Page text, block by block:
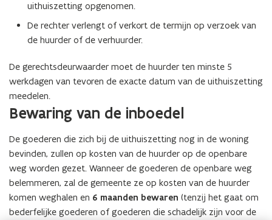
uithuiszetting opgenomen.
De rechter verlengt of verkort de termijn op verzoek van
de huurder of de verhuurder.
De gerechtsdeurwaarder moet de huurder ten minste 5
werkdagen van tevoren de exacte datum van de uithuiszetting
meedelen.
Bewaring van de inboedel
De goederen die zich bij de uithuiszetting nog in de woning
bevinden, zullen op kosten van de huurder op de openbare
weg worden gezet. Wanneer de goederen de openbare weg
belemmeren, zal de gemeente ze op kosten van de huurder
komen weghalen en 6 maanden bewaren (tenzij het gaat om
bederfelijke goederen of goederen die schadelijk zijn voor de